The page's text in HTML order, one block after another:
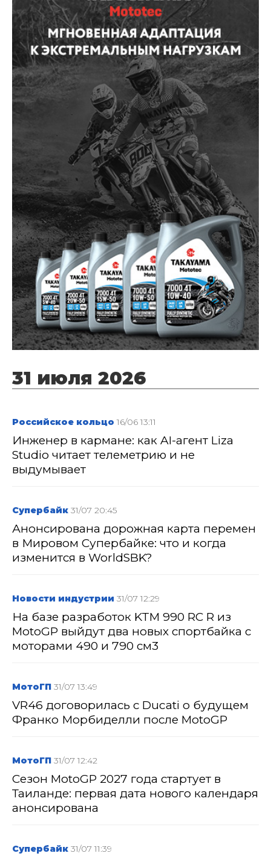
31 июля 2026
Российское кольцо 16/06 13:11
Инженер в кармане: как AI-агент Liza
Studio читает телеметрию и не
выдумывает
Супербайк 31/07 20:45
Анонсирована дорожная карта перемен
в Мировом Супербайке: что и когда
изменится в WorldSBK?
Новости индустрии 31/07 12:29
На базе разработок KTM 990 RC R из
MotoGP выйдут два новых спортбайка с
моторами 490 и 790 см3
МотоГП 31/07 13:49
VR46 договорилась с Ducati о будущем
Франко Морбиделли после MotoGP
МотоГП 31/07 12:42
Сезон MotoGP 2027 года стартует в
Таиланде: первая дата нового календаря
анонсирована
Супербайк 31/07 11:39